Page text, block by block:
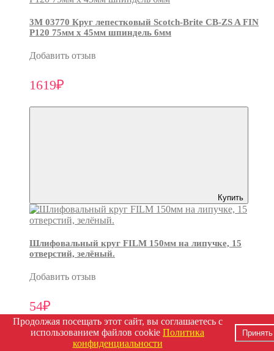
3М 03770 Круг лепестковый Scotch-Brite CB-ZS A FIN
P120 75мм х 45мм шпиндель 6мм
Добавить отзыв
1619₽
Купить
Шлифовальный круг FILM 150мм на липучке, 15
отверстий, зелёный.
Добавить отзыв
54₽
Продолжая посещать этот сайт, вы соглашаетесь с
использованием файлов cookie Политика
конфиденциальности
Принять